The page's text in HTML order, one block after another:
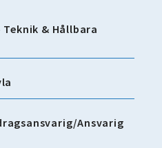
& Hållbara
Ansvarig